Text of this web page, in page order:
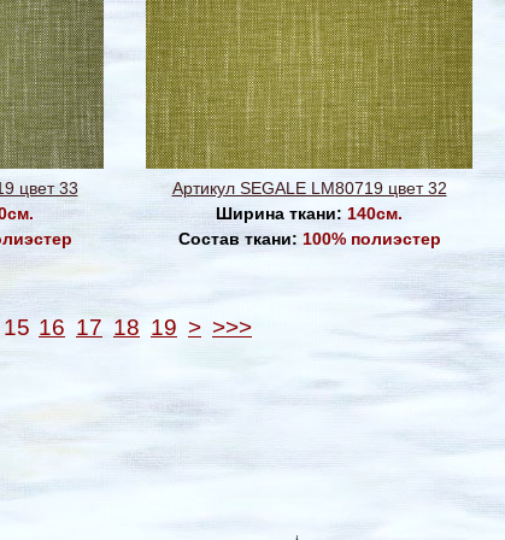
цвет 33
Артикул SEGALE LM80719 цвет 32
Ширина ткани: 140см.
Состав ткани: 100% полиэстер
15 16 17 18 19 > >>>